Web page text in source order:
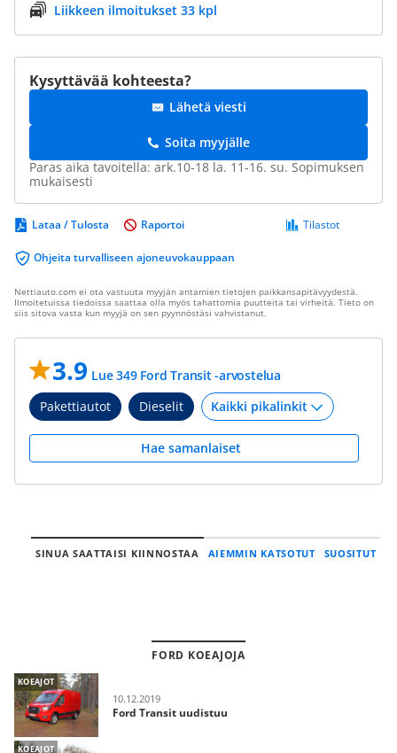
Liikkeen ilmoitukset 33 kpl
Kysyttävää kohteesta?
Lähetä viesti
Soita myyjälle
Paras aika tavoitella: ark.10-18 la. 11-16. su. Sopimuksen
mukaisesti
Lataa / Tulosta
Ohjeita turvalliseen ajoneuvokauppaan
Tilastot
Raportoi
Nettiauto.com ei ota vastuuta myyjän antamien tietojen paikkansapitävyydestä.
Ilmoitetuissa tiedoissa saattaa olla myös tahattomia puutteita tai virheitä. Tieto on
siis sitova vasta kun myyjä on sen pyynnöstäsi vahvistanut.
3.9 Lue 349 Ford Transit -arvostelua
Pakettiautot
Dieselit
Hae samanlaiset
SINUA SAATTAISI KIINNOSTAA AIEMMIN KATSOTUT SUOSITUT
FORD KOEAJOJA
KOEAJOT
10.12.2019
Ford Transit uudistuu
KOEAJOT